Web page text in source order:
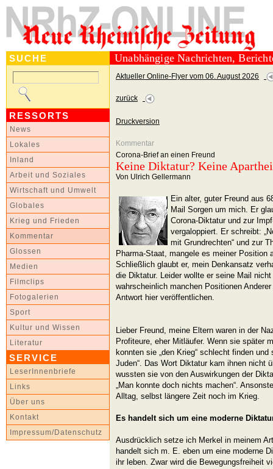
SUCHE
RESSORTS
News
Lokales
Inland
Arbeit und Soziales
Wirtschaft und Umwelt
Globales
Krieg und Frieden
Kommentar
Glossen
Medien
Filmclips
Fotogalerien
Sport
Kultur und Wissen
Literatur
SERVICE
LeserInnenbriefe
Links
Über uns
Kontakt
Impressum/Datenschutz
Unabhängige Nachrichten,
Aktueller Online-Flyer vom 06. August 2026
zurück
Druckversion
Kommentar
Corona-Brief an einen Freund
Keine Diktatur? Keine
Von Ulrich Gellermann
Ein alter, guter Freund aus
Mail Sorgen um mich. Er
Corona-Diktatur und zur
vergaloppiert. Er schreibt:
mit Grundrechten“ und zur
Pharma-Staat, mangele es meiner Position
Schließlich glaubt er, mein Denkansatz
die Diktatur. Leider wollte er seine Mail
wahrscheinlich manchen Positionen
Antwort hier veröffentlichen.
Lieber Freund, meine Eltern waren in der
Profiteure, eher Mitläufer. Wenn sie später
konnten sie „den Krieg“ schlecht finden
Juden“. Das Wort Diktatur kam ihnen nicht
wussten sie von den Auswirkungen der
„Man konnte doch nichts machen“.
Alltag, selbst längere Zeit noch im Krieg.
Es handelt sich um eine moderne
Ausdrücklich setze ich Merkel in meinem
handelt sich m. E. eben um eine moderne
ihr leben. Zwar wird die Bewegungsfreiheit